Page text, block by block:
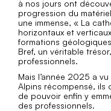
à nos jours ont
progression du
une immense, « La
horizontaux et
formations
Bref, un véritable
professionnels.
Mais l’année 2025 a
Alpins récompensé, ils
de pouvoir enfin y
des professionnels.